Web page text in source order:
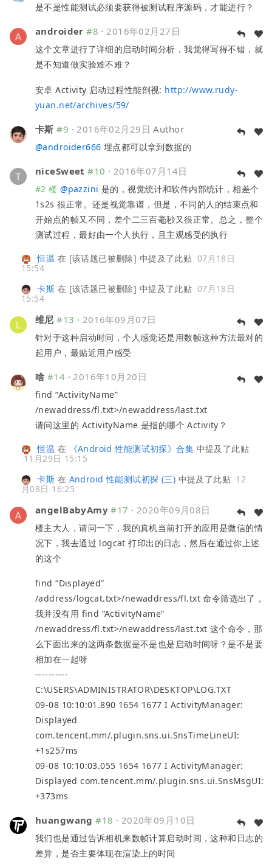
是不是性能测试必须要获得被测试程序源码，才能进行？
androider #8 · 2016年02月27日
这个文章进行了详细的启动时间分析，我觉得写得不错，就
是不知道做实验难不难？
安卓 Activity 启动过程性能剖视: http://www.rudy-
yuan.net/archives/59/
卡斯 #9 · 2016年02月29日 Author
@androider666 埋点都可以拿到数据的
niceSweet #10 · 2016年07月14日
#2 楼 @pazzini 是的，视觉统计和软件内部统计，相差个
1s2s 很正常。还是视觉靠谱，但是，不同的人的结束点和
开始点的帧又不同，差个二三百毫秒又很正常。总之，整个
测试过程，最好由一个人执行，且主观感受的执行
恒温 在 [该话题已被删除] 中提及了此贴 07月18日
15:54
卡斯 在 [该话题已被删除] 中提及了此贴 07月18日
15:54
维尼 #13 · 2016年09月07日
针对于这种启动时间，个人感觉还是用数帧这种方法最对的
起用户，最贴近用户感受
啥 #14 · 2016年10月20日
find “ActivityName”
/newaddress/fl.txt>/newaddress/last.txt
请问这里的 ActivityName 是指的哪个 Activity？
恒温 在 《Android 性能测试初探》合集 中提及了此贴
11月29日 15:15
卡斯 在 Android 性能测试初探 (三) 中提及了此贴 12
月08日 16:25
angelBabyAmy #17 · 2020年09月08日
楼主大人，请问一下，我的真机当前打开的应用是微信的情
况下，我去通过 logcat 打印出的日志，然后在通过你上述
的这个
find “Displayed”
/address/logcat.txt>/newaddress/fl.txt 命令筛选出了，
我并没有用 find “ActivityName”
/newaddress/fl.txt>/newaddress/last.txt 这个命令，那
么下面出来的这两条数据是不是也是启动时间呀？是不是要
相加在一起呀
----------
C:\USERS\ADMINISTRATOR\DESKTOP\LOG.TXT
09-08 10:10:01.890 1654 1677 I ActivityManager:
Displayed
com.tencent.mm/.plugin.sns.ui.SnsTimeLineUI:
+1s257ms
09-08 10:10:03.055 1654 1677 I ActivityManager:
Displayed com.tencent.mm/.plugin.sns.ui.SnsMsgUI:
+373ms
huangwang #18 · 2020年09月10日
我们也是通过告诉相机来数帧计算启动时间，这种和日志的
差异，是否主要体现在渲染上的时间